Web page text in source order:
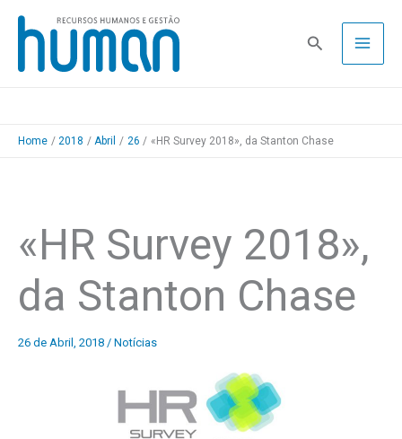
Skip
content
Pesquisa
Home 2018 Abril 26 «HR Survey 2018», da Stanton Chase
«HR Survey 2018»,
da Stanton Chase
26 de Abril, 2018 / Notícias